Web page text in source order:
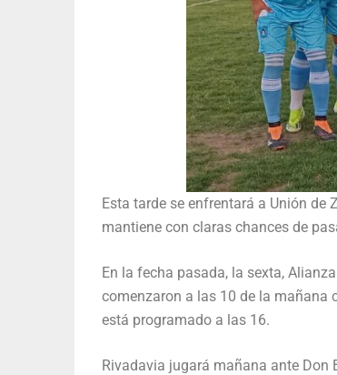
Esta tarde se enfrentará a Unión de
mantiene con claras chances de
En la fecha pasada, la sexta,
comenzaron a las 10 de la mañana
está programado a las 16.
Rivadavia jugará mañana ante Don